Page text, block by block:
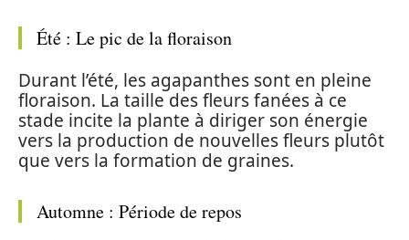
Été : Le pic de la floraison
Durant l’été, les agapanthes sont en pleine
floraison. La taille des fleurs fanées à ce
stade incite la plante à diriger son énergie
vers la production de nouvelles fleurs plutôt
que vers la formation de graines.
Automne : Période de repos